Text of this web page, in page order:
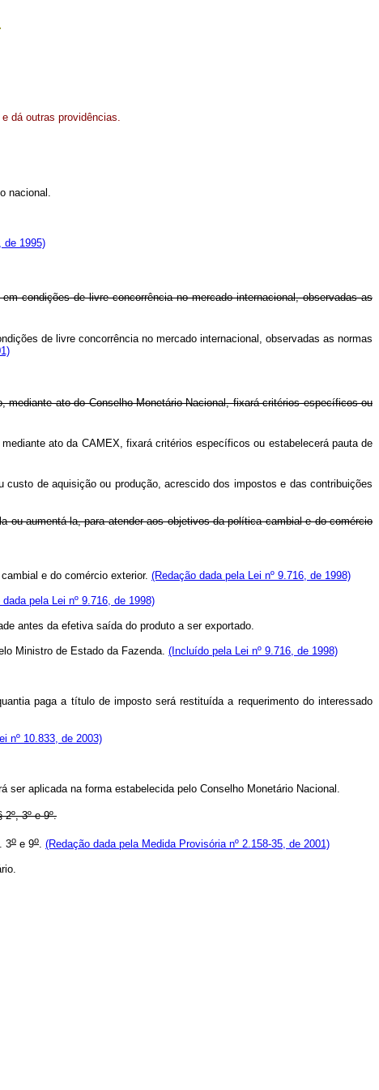
dá outras providências.
nacional.
de 1995)
condições de livre concorrência no mercado internacional, observadas as
de livre concorrência no mercado internacional, observadas as normas
ato do Conselho Monetário Nacional, fixará critérios específicos ou
ato da CAMEX, fixará critérios específicos ou estabelecerá pauta de
de aquisição ou produção, acrescido dos impostos e das contribuições
ou aumentá-la, para atender aos objetivos da política cambial e do comércio
e do comércio exterior. (Redação dada pela Lei nº 9.716, de 1998)
dada pela Lei nº 9.716, de 1998)
antes da efetiva saída do produto a ser exportado.
Ministro de Estado da Fazenda. (Incluído pela Lei nº 9.716, de 1998)
paga a título de imposto será restituída a requerimento do interessado
nº 10.833, de 2003)
aplicada na forma estabelecida pelo Conselho Monetário Nacional.
3º e 9º.
3o e 9o. (Redação dada pela Medida Provisória nº 2.158-35, de 2001)